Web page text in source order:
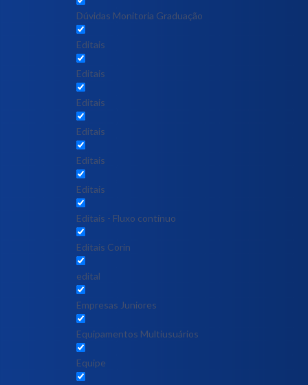
Dúvidas Monitoria Graduação
Editais
Editais
Editais
Editais
Editais
Editais
Editais - Fluxo contínuo
Editais Corin
edital
Empresas Juniores
Equipamentos Multiusuários
Equipe